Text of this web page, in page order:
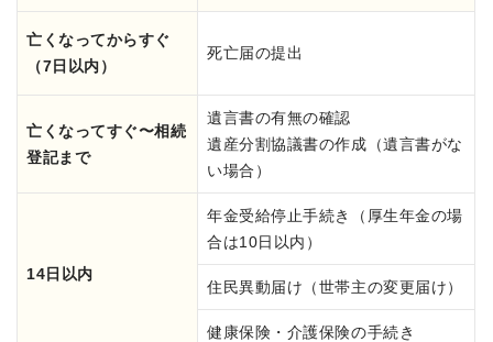
亡くなってからすぐ
（7日以内）
死亡届の提出
亡くなってすぐ〜相続
登記まで
遺言書の有無の確認
遺産分割協議書の作成（遺言書がな
い場合）
14日以内
年金受給停止手続き（厚生年金の場
合は10日以内）
住民異動届け（世帯主の変更届け）
健康保険・介護保険の手続き